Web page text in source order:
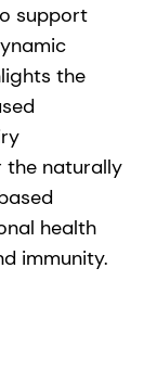
support
the
the naturally
health
immunity.